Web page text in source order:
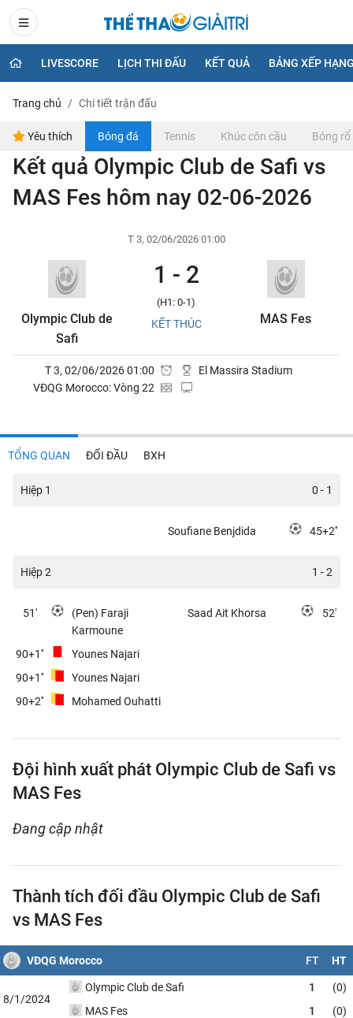
LIVESCORE LỊCH THI ĐẤU KẾT QUẢ BẢNG XẾP
Trang chủ Chi tiết trận đấu
Yêu thích Bóng đá Tennis Khúc côn cầu Bóng rổ
Kết quả Olympic Club de Safi vs
MAS Fes hôm nay 02-06-2026
T 3, 02/06/2026 01:00
Olympic Club de
Safi
1 - 2
(H1: 0-1)
KẾT THÚC MAS Fes
T 3, 02/06/2026 01:00
VĐQG Morocco: Vòng 22
El Massira Stadium
TỔNG QUAN ĐỐI ĐẦU BXH
Hiệp 1 0 - 1
Soufiane Benjdida 45+2''
Hiệp 2 1 - 2
51'
(Pen) Faraji
Karmoune
Saad Ait Khorsa 52'
90+1''
Younes Najari
90+1''
Younes Najari
90+2''
Mohamed Ouhatti
Đội hình xuất phát Olympic Club de Safi vs
MAS Fes
Đang cập nhật
Thành tích đối đầu Olympic Club de Safi
vs MAS Fes
VĐQG Morocco FT HT
8/1/2024
Olympic Club de Safi 1
(0)
MAS Fes
1 (0)